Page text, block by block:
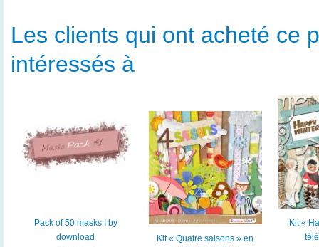
Les clients qui ont acheté ce
intéressés à
Pack of 50 masks I by
download
Kit « Quatre saisons » en
Kit «